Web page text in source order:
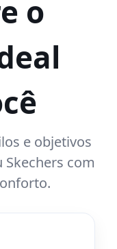
o
e objetivos
Skechers com